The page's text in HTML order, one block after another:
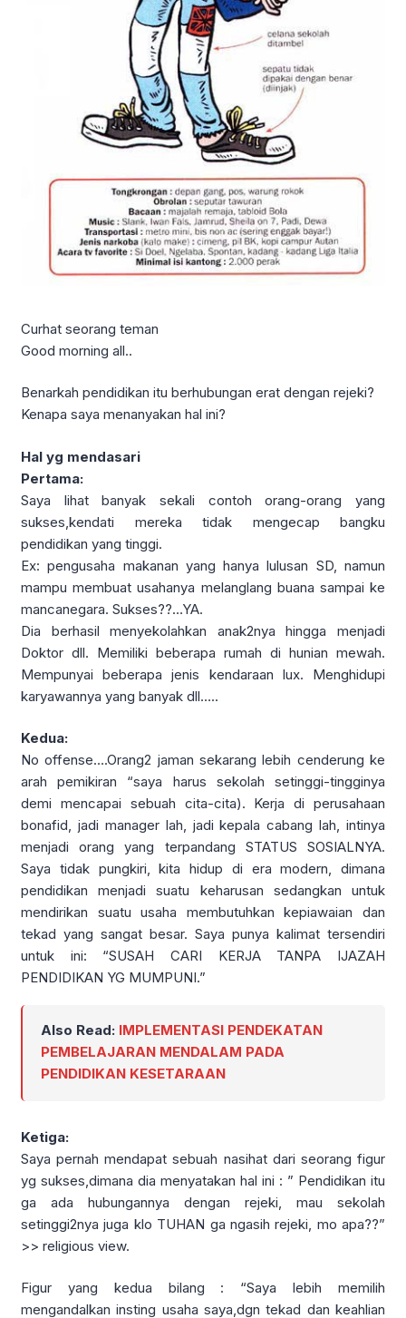
Curhat seorang teman
Good morning all..
Benarkah pendidikan itu berhubungan erat dengan rejeki?
Kenapa saya menanyakan hal ini?
Hal yg mendasari
Pertama:
Saya lihat banyak sekali contoh orang-orang yang
sukses,kendati mereka tidak mengecap bangku
pendidikan yang tinggi.
Ex: pengusaha makanan yang hanya lulusan SD, namun
mampu membuat usahanya melanglang buana sampai ke
mancanegara. Sukses??…YA.
Dia berhasil menyekolahkan anak2nya hingga menjadi
Doktor dll. Memiliki beberapa rumah di hunian mewah.
Mempunyai beberapa jenis kendaraan lux. Menghidupi
karyawannya yang banyak dll…..
Kedua:
No offense….Orang2 jaman sekarang lebih cenderung ke
arah pemikiran “saya harus sekolah setinggi-tingginya
demi mencapai sebuah cita-cita). Kerja di perusahaan
bonafid, jadi manager lah, jadi kepala cabang lah, intinya
menjadi orang yang terpandang STATUS SOSIALNYA.
Saya tidak pungkiri, kita hidup di era modern, dimana
pendidikan menjadi suatu keharusan sedangkan untuk
mendirikan suatu usaha membutuhkan kepiawaian dan
tekad yang sangat besar. Saya punya kalimat tersendiri
untuk ini: “SUSAH CARI KERJA TANPA IJAZAH
PENDIDIKAN YG MUMPUNI.”
Also Read: IMPLEMENTASI PENDEKATAN
PEMBELAJARAN MENDALAM PADA
PENDIDIKAN KESETARAAN
Ketiga:
Saya pernah mendapat sebuah nasihat dari seorang figur
yg sukses,dimana dia menyatakan hal ini : ” Pendidikan itu
ga ada hubungannya dengan rejeki, mau sekolah
setinggi2nya juga klo TUHAN ga ngasih rejeki, mo apa??”
>> religious view.
Figur yang kedua bilang : “Saya lebih memilih
mengandalkan insting usaha saya,dgn tekad dan keahlian